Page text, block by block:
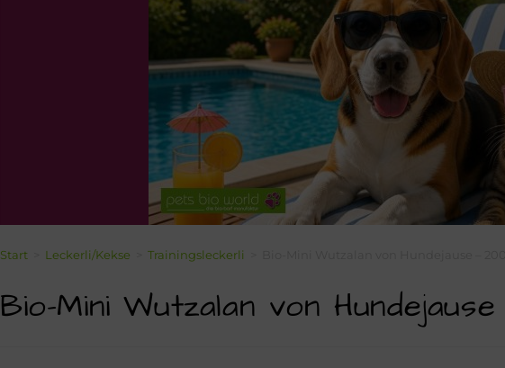
Start Leckerli/Kekse Trainingsleckerli
Bio-Mini Wutzalan von